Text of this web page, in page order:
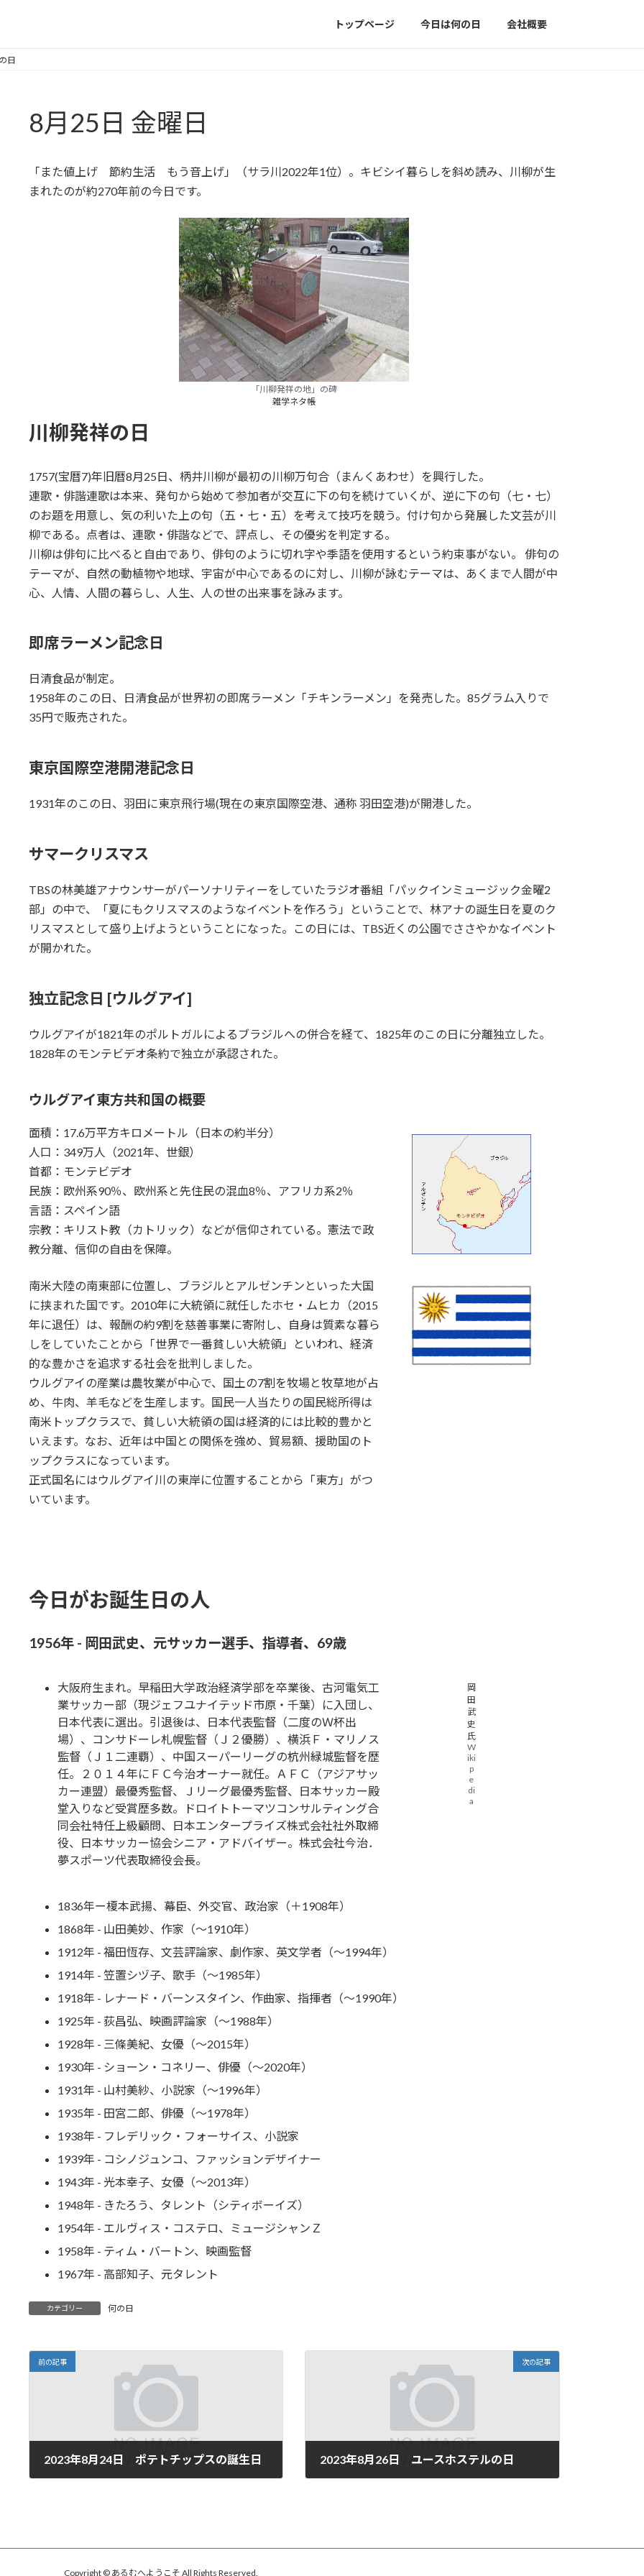
トップページ 今日は何の日 会社概要
日
8月25日 金曜日
「また値上げ 節約生活 もう音上げ」（サラ川2022年1位）。キビシイ暮らしを斜め読み、川柳が生
まれたのが約270年前の今日です。
「川柳発祥の地」の碑
雑学ネタ帳
川柳発祥の日
1757(宝暦7)年旧暦8月25日、柄井川柳が最初の川柳万句合（まんくあわせ）を興行した。
連歌・俳諧連歌は本来、発句から始めて参加者が交互に下の句を続けていくが、逆に下の句（七・七）
のお題を用意し、気の利いた上の句（五・七・五）を考えて技巧を競う。付け句から発展した文芸が川
柳である。点者は、連歌・俳諧などで、評点し、その優劣を判定する。
川柳は俳句に比べると自由であり、俳句のように切れ字や季語を使用するという約束事がない。 俳句の
テーマが、自然の動植物や地球、宇宙が中心であるのに対し、川柳が詠むテーマは、あくまで人間が中
心、人情、人間の暮らし、人生、人の世の出来事を詠みます。
即席ラーメン記念日
日清食品が制定。
1958年のこの日、日清食品が世界初の即席ラーメン「チキンラーメン」を発売した。85グラム入りで
35円で販売された。
東京国際空港開港記念日
1931年のこの日、羽田に東京飛行場(現在の東京国際空港、通称 羽田空港)が開港した。
サマークリスマス
TBSの林美雄アナウンサーがパーソナリティーをしていたラジオ番組「パックインミュージック金曜2
部」の中で、「夏にもクリスマスのようなイベントを作ろう」ということで、林アナの誕生日を夏のク
リスマスとして盛り上げようということになった。この日には、TBS近くの公園でささやかなイベント
が開かれた。
独立記念日 [ウルグアイ]
ウルグアイが1821年のポルトガルによるブラジルへの併合を経て、1825年のこの日に分離独立した。
1828年のモンテビデオ条約で独立が承認された。
ウルグアイ東方共和国 の概要
面積：17.6万平方キロメートル（日本の約半分）
人口：349万人（2021年、世銀）
首都：モンテビデオ
民族：欧州系90％、欧州系と先住民の混血8％、アフリカ系2％
言語：スペイン語
宗教：キリスト教（カトリック）などが信仰されている。憲法で政
教分離、信仰の自由を保障。
南米大陸の南東部に位置し、ブラジルとアルゼンチンといった大国
に挟まれた国です。2010年に大統領に就任したホセ・ムヒカ（2015
年に退任）は、報酬の約9割を慈善事業に寄附し、自身は質素な暮ら
しをしていたことから「世界で一番貧しい大統領」といわれ、経済
的な豊かさを追求する社会を批判しました。
ウルグアイの産業は農牧業が中心で、国土の7割を牧場と牧草地が占
め、牛肉、羊毛などを生産します。国民一人当たりの国民総所得は
南米トップクラスで、貧しい大統領の国は経済的には比較的豊かと
いえます。なお、近年は中国との関係を強め、貿易額、援助国のト
ップクラスになっています。
正式国名にはウルグアイ川の東岸に位置することから「東方」がつ
いています。
今日がお誕生日の人
1956年 - 岡田武史、元サッカー選手、指導者、69歳
大阪府生まれ。早稲田大学政治経済学部を卒業後、古河電気工
業サッカー部（現ジェフユナイテッド市原・千葉）に入団し、
日本代表に選出。引退後は、日本代表監督（二度のＷ杯出
場）、コンサドーレ札幌監督（Ｊ２優勝）、横浜Ｆ・マリノス
監督（Ｊ１二連覇）、中国スーパーリーグの杭州緑城監督を歴
任。２０１４年にＦＣ今治オーナー就任。ＡＦＣ（アジアサッ
カー連盟）最優秀監督、Ｊリーグ最優秀監督、日本サッカー殿
堂入りなど受賞歴多数。ドロイトトーマツコンサルティング合
同会社特任上級顧問、日本エンタープライズ株式会社社外取締
役、日本サッカー協会シニア・アドバイザー。株式会社今治．
夢スポーツ代表取締役会長。
岡
田
武
史
氏
W
iki
p
e
di
a
1836年ー榎本武揚、幕臣、外交官、政治家（＋1908年）
1868年 - 山田美妙、作家（～1910年）
1912年 - 福田恆存、文芸評論家、劇作家、英文学者（～1994年）
1914年 - 笠置シヅ子、歌手（～1985年）
1918年 - レナード・バーンスタイン、作曲家、指揮者（～1990年）
1925年 - 荻昌弘、映画評論家（～1988年）
1928年 - 三條美紀、女優（～2015年）
1930年 - ショーン・コネリー、俳優（～2020年）
1931年 - 山村美紗、小説家（～1996年）
1935年 - 田宮二郎、俳優（～1978年）
1938年 - フレデリック・フォーサイス、小説家
1939年 - コシノジュンコ、ファッションデザイナー
1943年 - 光本幸子、女優（～2013年）
1948年 - きたろう、タレント（シティボーイズ）
1954年 - エルヴィス・コステロ、ミュージシャンＺ
1958年 - ティム・バートン、映画監督
1967年 - 高部知子、元タレント
カテゴリー 何の日
前の記事
2023年8月24日 ポテトチップスの誕生日
次の記事
2023年8月26日 ユースホステルの日
Copyright © あるむへようこそ All Rights Reserved.